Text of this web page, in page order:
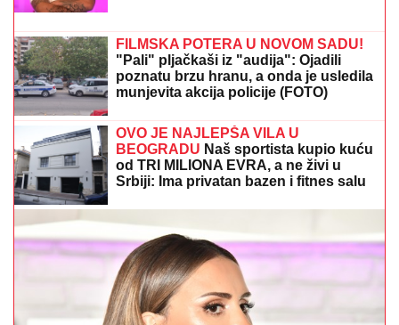
VAŽNOUPOZORENjE ZA TURISTE U GRČKOJ:
Crveni alarm zbog opasnosti od požara u popularnim
regionima
(FOTO) EVO GDE SE NALAZI PRVI
MUŽ JOVANE JEREMIĆ
o Draganovoj veridbi, Vojislav
napustio Srbiju, a voditeljki je velika
podrška: "Brak nam je bio savršen"
TEODOSIĆ BACIO BOMBU!
dovela baš veliko pojačanje